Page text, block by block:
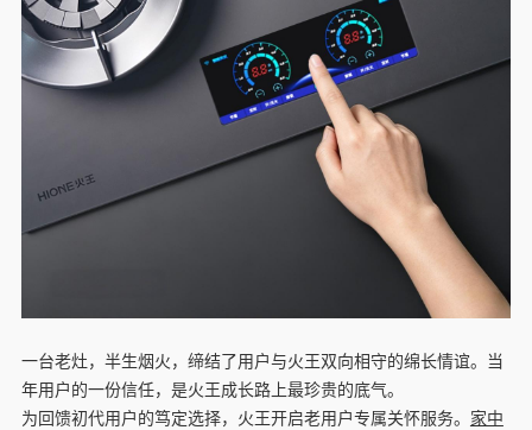
一台老灶，半生烟火，缔结了用户与火王双向相守的绵长情谊。当
年用户的一份信任，是火王成长路上最珍贵的底气。
为回馈初代用户的笃定选择，火王开启老用户专属关怀服务。 家中